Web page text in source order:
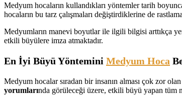
Medyum hocaların kullandıkları yöntemler tarih
hocaların bu tarz çalışmaları değiştirdiklerine de
Medyumların manevi boyutlar ile ilgili bilgisi arttıkça
etkili büyülere imza atmaktadır.
En İyi Büyü Yöntemini Medyum Hoca
Medyum hocalar sıradan bir insanın alması çok zor
yorumlarında görüleceği üzere, etkili büyü yapan tüm